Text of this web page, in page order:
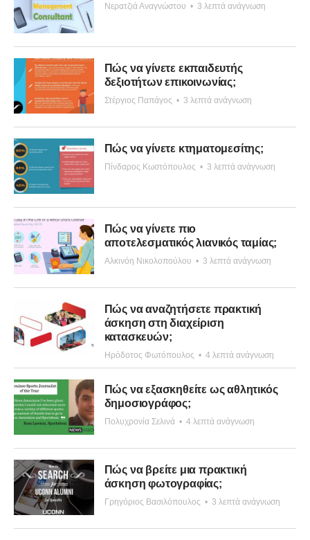
Νερατζιά Αναγνώστου • 3 λεπτά ανάγνωση
Πώς να γίνετε εκπαιδευτής
δεξιοτήτων επικοινωνίας;
Στέργιος Παπάγος • 3 λεπτά ανάγνωση
Πώς να γίνετε κτηματομεσίτης;
Πίνδαρος Κωστόπουλος • 3 λεπτά ανάγνωση
Πώς να γίνετε πιο
αποτελεσματικός λιανικός ταμίας;
Αλκινόη Νικολοπούλου • 3 λεπτά ανάγνωση
Πώς να αναζητήσετε πρακτική
άσκηση στη διαχείριση
κατασκευών;
Ηρόδοτος Φωτόπουλος • 4 λεπτά ανάγνωση
Πώς να εξασκηθείτε ως αθλητικός
δημοσιογράφος;
Πολυχρονία Σελινά • 4 λεπτά ανάγνωση
Πώς να βρείτε μια πρακτική
άσκηση φωτογραφίας;
Γρηγόριος Βασιλόπουλος • 3 λεπτά ανάγνωση